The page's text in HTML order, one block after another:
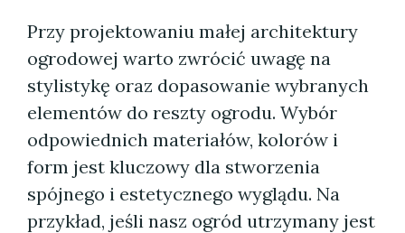
Przy projektowaniu małej architektury
ogrodowej warto zwrócić uwagę na
stylistykę oraz dopasowanie wybranych
elementów do reszty ogrodu. Wybór
odpowiednich materiałów, kolorów i
form jest kluczowy dla stworzenia
spójnego i estetycznego wyglądu. Na
przykład, jeśli nasz ogród utrzymany jest